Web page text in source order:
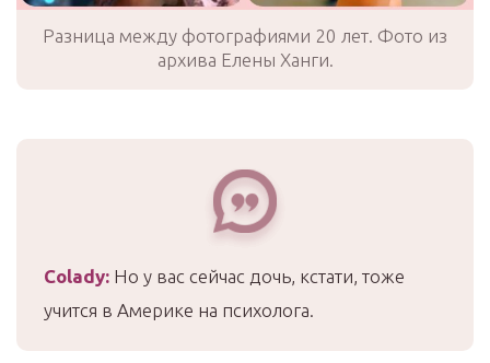
Разница между фотографиями 20 лет. Фото из
архива Елены Ханги.
Colady: Но у вас сейчас дочь, кстати, тоже
учится в Америке на психолога.